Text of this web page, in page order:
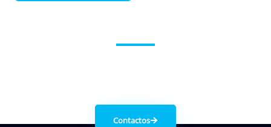
Contactos